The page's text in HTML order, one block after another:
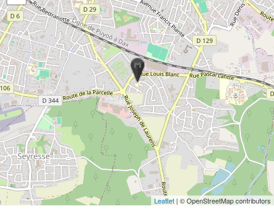
Leaflet | © OpenStreetMap contributors